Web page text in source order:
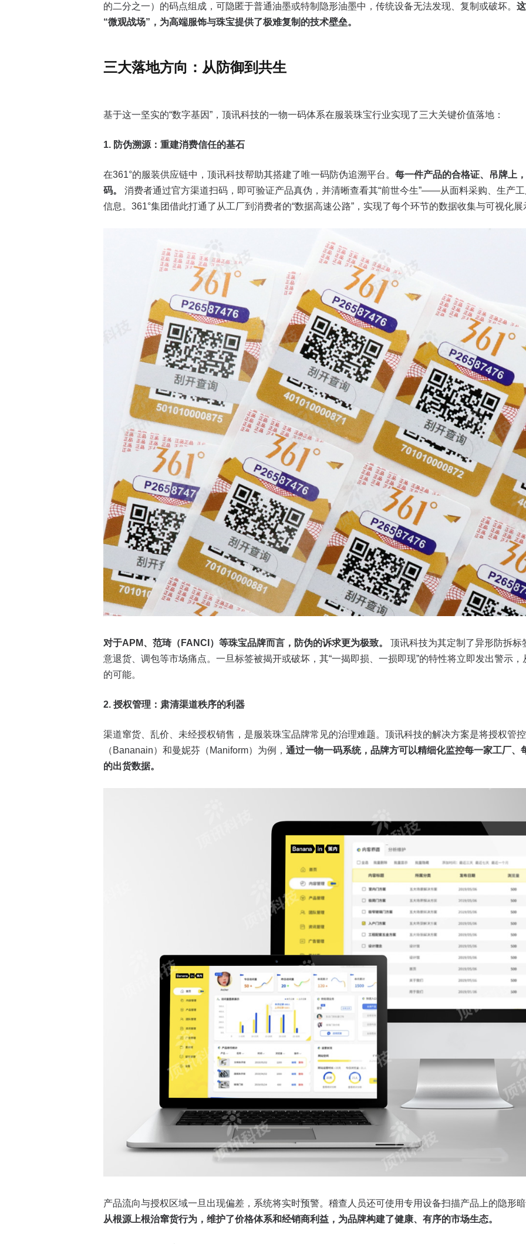
的二分之一）的码点组成，可隐匿于普通油墨或特制隐形油墨中，传统设备无法发现、复制或破坏。
“微观战场”，为高端服饰与珠宝提供了极难复制的技术壁垒。
三大落地方向：从防御到共生
基于这一坚实的“数字基因”，顶讯科技的一物一码体系在服装珠宝行业实现了三大关键价值落地：
1. 防伪溯源：重建消费信任的基石
在361°的服装供应链中，顶讯科技帮助其搭建了唯一码防伪追溯平台。 每一件产品的合格证、吊牌上
码。
消费者通过官方渠道扫码，即可验证产品真伪，并清晰查看其“前世今生”——从面料采购、生产
信息。361°集团借此打通了从工厂到消费者的“数据高速公路”，实现了每个环节的数据收集与可视化展
对于APM、范琦（FANCI）等珠宝品牌而言，防伪的诉求更为极致。
顶讯科技为其定制了异形防拆
意退货、调包等市场痛点。一旦标签被揭开或破坏，其“一揭即损、一损即现”的特性将立即发出警示
的可能。
2. 授权管理：肃清渠道秩序的利器
渠道窜货、乱价、未经授权销售，是服装珠宝品牌常见的治理难题。顶讯科技的解决方案是将授权管
（Bananain）和曼妮芬（Maniform）为例， 通过一物一码系统，品牌方可以精细化监控每一家工厂
的出货数据。
产品流向与授权区域一旦出现偏差，系统将实时预警。稽查人员还可使用专用设备扫描产品上的隐形
从根源上根治窜货行为，维护了价格体系和经销商利益，为品牌构建了健康、有序的市场生态。